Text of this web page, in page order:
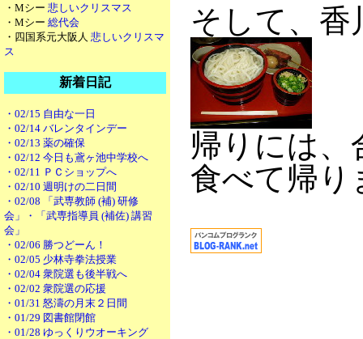
・Mシー 悲しいクリスマス
・Mシー 総代会
・四国系元大阪人 悲しいクリスマ
ス
新着日記
・02/15 自由な一日
・02/14 バレンタインデー
・02/13 薬の確保
・02/12 今日も鳶ヶ池中学校へ
・02/11 ＰＣショップへ
・02/10 週明けの二日間
・02/08 「武専教師 (補) 研修
会」・「武専指導員 (補佐) 講習
会」
・02/06 勝つどーん！
・02/05 少林寺拳法授業
・02/04 衆院選も後半戦へ
・02/02 衆院選の応援
・01/31 怒濤の月末２日間
・01/29 図書館閉館
・01/28 ゆっくりウオーキング
そして、
帰りには、
食べて帰